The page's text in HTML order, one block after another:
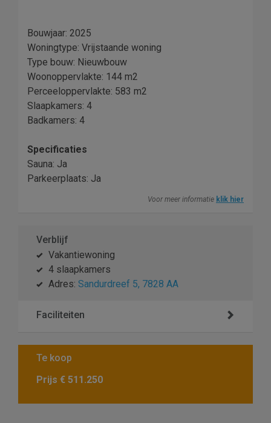
Bouwjaar: 2025
Woningtype: Vrijstaande woning
Type bouw: Nieuwbouw
Woonoppervlakte: 144 m2
Perceeloppervlakte: 583 m2
Slaapkamers: 4
Badkamers: 4
Specificaties
Sauna: Ja
Parkeerplaats: Ja
Voor meer informatie klik hier
Verblijf
Vakantiewoning
4 slaapkamers
Adres: Sandurdreef 5, 7828 AA
Faciliteiten
Te koop
Prijs € 511.250